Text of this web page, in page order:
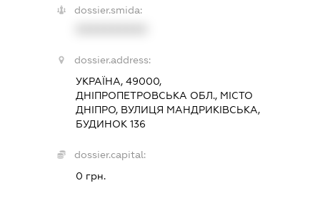
dossier.smida:
dossier.address:
УКРАЇНА, 49000,
ДНІПРОПЕТРОВСЬКА ОБЛ., МІСТО
ДНІПРО, ВУЛИЦЯ МАНДРИКІВСЬКА,
БУДИНОК 136
dossier.capital:
0 грн.